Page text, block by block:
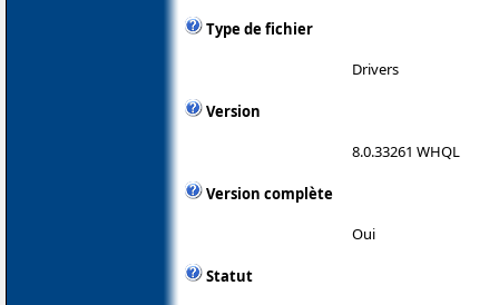
Type de fichier
Drivers
Version
8.0.33261 WHQL
Version complète
Oui
Statut